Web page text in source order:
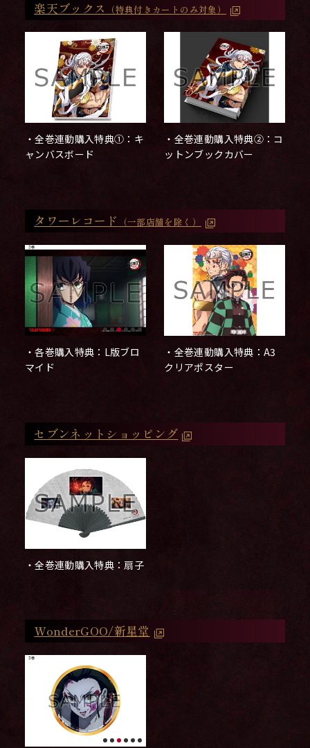
楽天ブックス （特典付きカートのみ対象）
・全巻連動購入特典①：キ
ャンバスボード
・全巻連動購入特典②：コ
ットンブックカバー
タワーレコード （一部店舗を除く）
・各巻購入特典：L版ブロ
マイド
・全巻連動購入特典：A3
クリアポスター
セブンネットショッピング
・全巻連動購入特典：扇子
WonderGOO/新星堂